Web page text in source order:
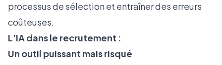
processus de sélection et entraîner des erreurs
coûteuses.
L’IA dans le recrutement :
Un outil puissant mais risqué